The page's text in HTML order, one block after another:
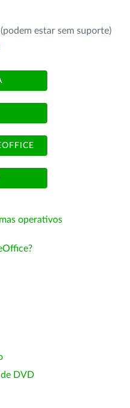
estar sem suporte)
operativos
DVD